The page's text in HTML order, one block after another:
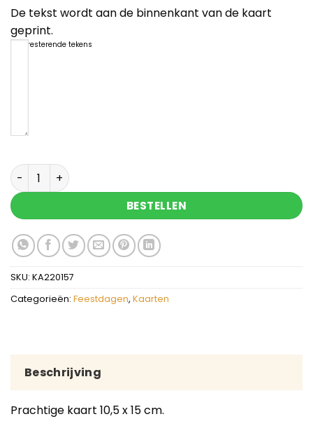
De tekst wordt aan de binnenkant van de kaart
geprint.
resterende tekens
Happy Valentine's Day birds aantal
BESTELLEN
SKU: KA220157
Categorieën: Feestdagen, Kaarten
Beschrijving
Prachtige kaart 10,5 x 15 cm.